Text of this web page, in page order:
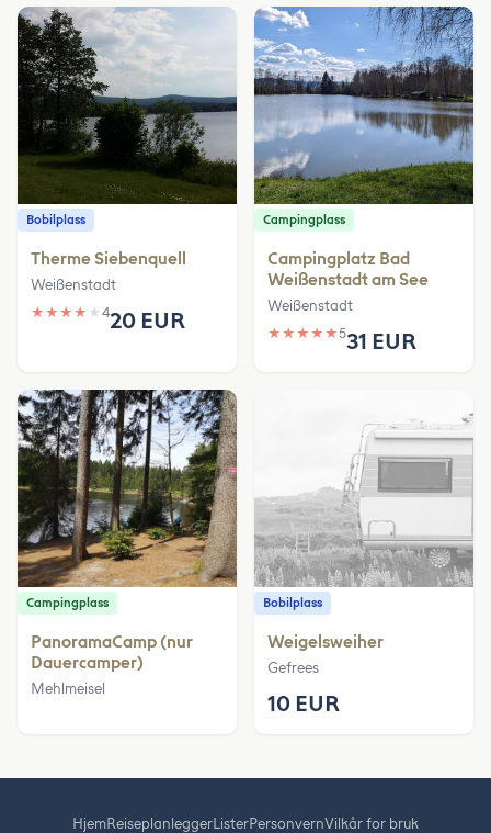
Bobilplass
Therme Siebenquell
Weißenstadt
★ ★ ★ ★ ★ 420 EUR
Campingplass
Campingplatz Bad
Weißenstadt am See
Weißenstadt
★ ★ ★ ★ ★531 EUR
Campingplass
PanoramaCamp (nur
Dauercamper)
Mehlmeisel
Bobilplass
Weigelsweiher
Gefrees
10 EUR
HjemReiseplanleggerListerPersonvernVilkår for bruk